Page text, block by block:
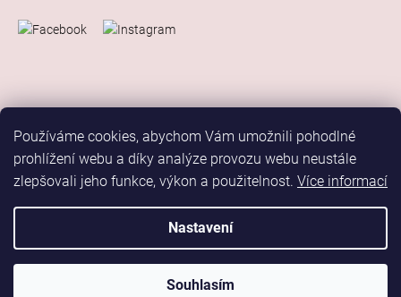
Používáme cookies, abychom Vám umožnili pohodlné
prohlížení webu a díky analýze provozu webu neustále
zlepšovali jeho funkce, výkon a použitelnost. Více informací
Nastavení
Souhlasím
Vytvořil Shoptet
Elis Dance Sport . Všechna práva vyhrazena.
Upravit nastavení cookiesMarketing